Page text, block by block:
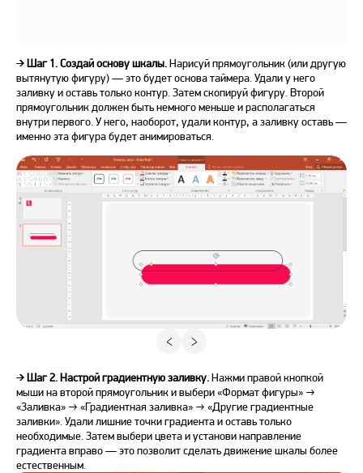
➔Шаг 1. Создай основу шкалы.Нарисуй прямоугольник (или другую
вытянутую фигуру) — это будет основа таймера. Удали у него
заливку и оставь только контур. Затем скопируй фигуру. Второй
прямоугольник должен быть немного меньше и располагаться
внутри первого. У него, наоборот, удали контур, а заливку оставь —
именно эта фигура будет анимироваться.
➔Шаг 2. Настрой градиентную заливку.Нажми правой кнопкой
мыши на второй прямоугольник и выбери «Формат фигуры» →
«Заливка» → «Градиентная заливка» → «Другие градиентные
заливки». Удали лишние точки градиента и оставь только
необходимые. Затем выбери цвета и установи направление
градиента вправо — это позволит сделать движение шкалы более
естественным.